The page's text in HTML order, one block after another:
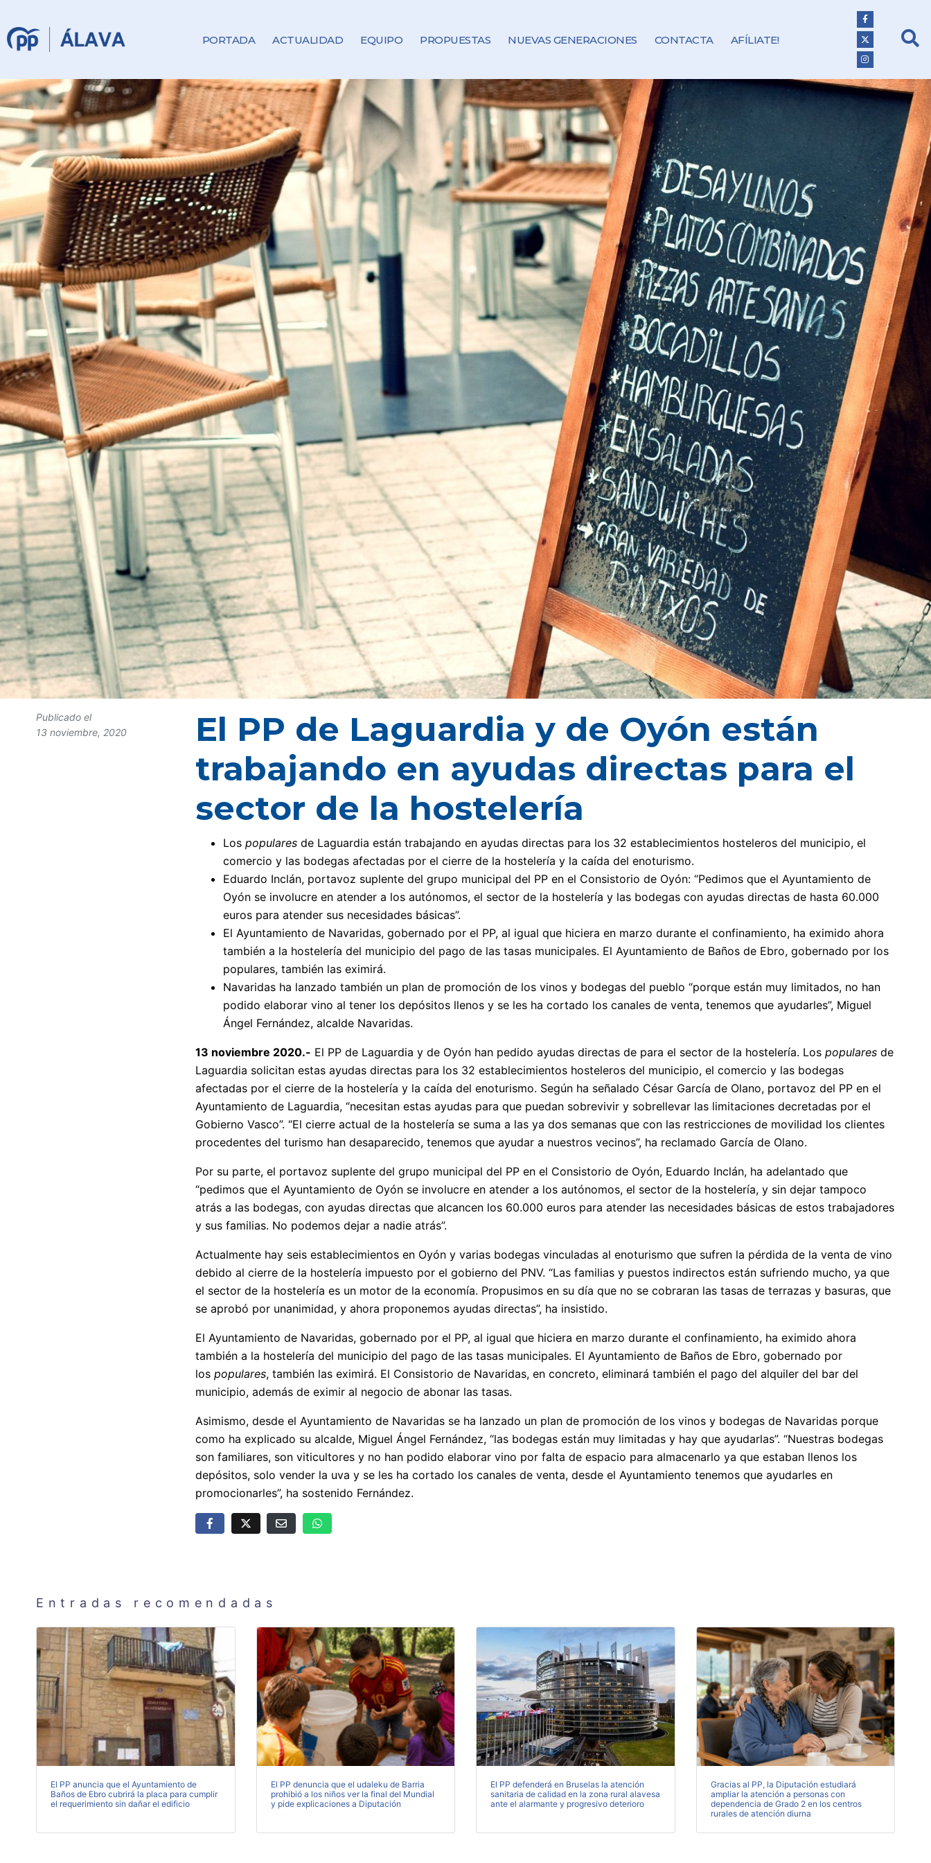
PORTADA ACTUALIDAD EQUIPO PROPUESTAS NUEVAS GENERACIONES CONTACTA AFÍLIATE!
Publicado el
13 noviembre, 2020
El PP de Laguardia y de Oyón están
trabajando en ayudas directas para el
sector de la hostelería
Los populares de Laguardia están trabajando en ayudas directas para los 32 establecimientos hosteleros del municipio, el
comercio y las bodegas afectadas por el cierre de la hostelería y la caída del enoturismo.
Eduardo Inclán, portavoz suplente del grupo municipal del PP en el Consistorio de Oyón: “Pedimos que el Ayuntamiento de
Oyón se involucre en atender a los autónomos, el sector de la hostelería y las bodegas con ayudas directas de hasta 60.000
euros para atender sus necesidades básicas”.
El Ayuntamiento de Navaridas, gobernado por el PP, al igual que hiciera en marzo durante el confinamiento, ha eximido ahora
también a la hostelería del municipio del pago de las tasas municipales. El Ayuntamiento de Baños de Ebro, gobernado por los
populares, también las eximirá.
Navaridas ha lanzado también un plan de promoción de los vinos y bodegas del pueblo “porque están muy limitados, no han
podido elaborar vino al tener los depósitos llenos y se les ha cortado los canales de venta, tenemos que ayudarles”, Miguel
Ángel Fernández, alcalde Navaridas.
13 noviembre 2020.- El PP de Laguardia y de Oyón han pedido ayudas directas de para el sector de la hostelería. Los populares de
Laguardia solicitan estas ayudas directas para los 32 establecimientos hosteleros del municipio, el comercio y las bodegas
afectadas por el cierre de la hostelería y la caída del enoturismo. Según ha señalado César García de Olano, portavoz del PP en el
Ayuntamiento de Laguardia, “necesitan estas ayudas para que puedan sobrevivir y sobrellevar las limitaciones decretadas por el
Gobierno Vasco”. “El cierre actual de la hostelería se suma a las ya dos semanas que con las restricciones de movilidad los clientes
procedentes del turismo han desaparecido, tenemos que ayudar a nuestros vecinos”, ha reclamado García de Olano.
Por su parte, el portavoz suplente del grupo municipal del PP en el Consistorio de Oyón, Eduardo Inclán, ha adelantado que
“pedimos que el Ayuntamiento de Oyón se involucre en atender a los autónomos, el sector de la hostelería, y sin dejar tampoco
atrás a las bodegas, con ayudas directas que alcancen los 60.000 euros para atender las necesidades básicas de estos trabajadores
y sus familias. No podemos dejar a nadie atrás”.
Actualmente hay seis establecimientos en Oyón y varias bodegas vinculadas al enoturismo que sufren la pérdida de la venta de vino
debido al cierre de la hostelería impuesto por el gobierno del PNV. “Las familias y puestos indirectos están sufriendo mucho, ya que
el sector de la hostelería es un motor de la economía. Propusimos en su día que no se cobraran las tasas de terrazas y basuras, que
se aprobó por unanimidad, y ahora proponemos ayudas directas”, ha insistido.
El Ayuntamiento de Navaridas, gobernado por el PP, al igual que hiciera en marzo durante el confinamiento, ha eximido ahora
también a la hostelería del municipio del pago de las tasas municipales. El Ayuntamiento de Baños de Ebro, gobernado por
los populares, también las eximirá. El Consistorio de Navaridas, en concreto, eliminará también el pago del alquiler del bar del
municipio, además de eximir al negocio de abonar las tasas.
Asimismo, desde el Ayuntamiento de Navaridas se ha lanzado un plan de promoción de los vinos y bodegas de Navaridas porque
como ha explicado su alcalde, Miguel Ángel Fernández, “las bodegas están muy limitadas y hay que ayudarlas”. “Nuestras bodegas
son familiares, son viticultores y no han podido elaborar vino por falta de espacio para almacenarlo ya que estaban llenos los
depósitos, solo vender la uva y se les ha cortado los canales de venta, desde el Ayuntamiento tenemos que ayudarles en
promocionarles”, ha sostenido Fernández.
Entradas recomendadas
El PP anuncia que el Ayuntamiento de
Baños de Ebro cubrirá la placa para cumplir
el requerimiento sin dañar el edificio
El PP denuncia que el udaleku de Barria
prohibió a los niños ver la final del Mundial
y pide explicaciones a Diputación
El PP defenderá en Bruselas la atención
sanitaria de calidad en la zona rural alavesa
ante el alarmante y progresivo deterioro
Gracias al PP, la Diputación estudiará
ampliar la atención a personas con
dependencia de Grado 2 en los centros
rurales de atención diurna